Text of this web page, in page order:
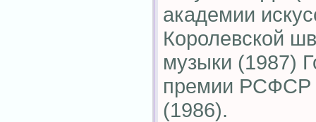
академии
Королевской
музыки (1987)
премии РСФСР
(1986).